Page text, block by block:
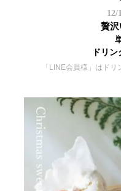
12/
贅沢
ドリ
「LINE会員様」はド